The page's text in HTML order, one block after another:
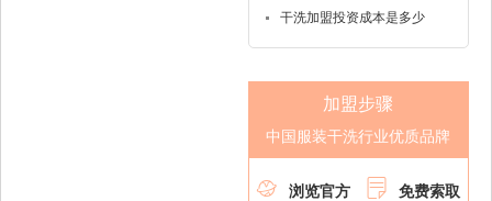
干洗加盟投资成本是多少
加盟步骤
中国服装干洗行业优质品牌

浏览官方

免费索取